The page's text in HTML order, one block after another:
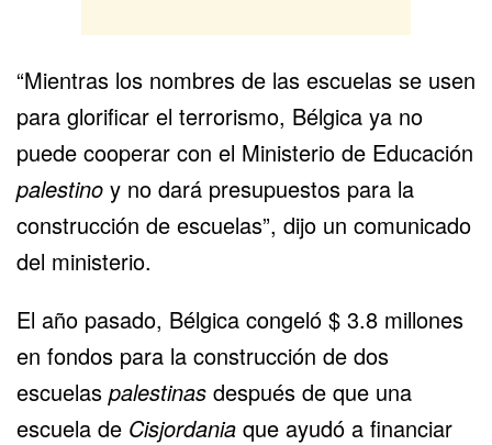
“Mientras los nombres de las escuelas se usen
para glorificar el terrorismo, Bélgica ya no
puede cooperar con el Ministerio de Educación
palestino y no dará presupuestos para la
construcción de escuelas”, dijo un comunicado
del ministerio.
El año pasado, Bélgica congeló $ 3.8 millones
en fondos para la construcción de dos
escuelas palestinas después de que una
escuela de Cisjordania que ayudó a financiar